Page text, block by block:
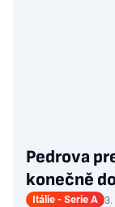
Pedrova
konečně
Itálie - Serie A 3.